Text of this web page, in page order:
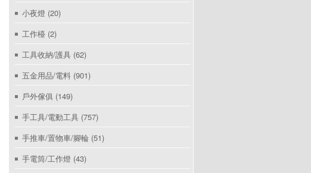
小夜燈 (20)
工作檯 (2)
工具收納/護具 (62)
五金用品/電料 (901)
戶外傢俱 (149)
手工具/電動工具 (757)
手推車/置物車/腳輪 (51)
手電筒/工作燈 (43)